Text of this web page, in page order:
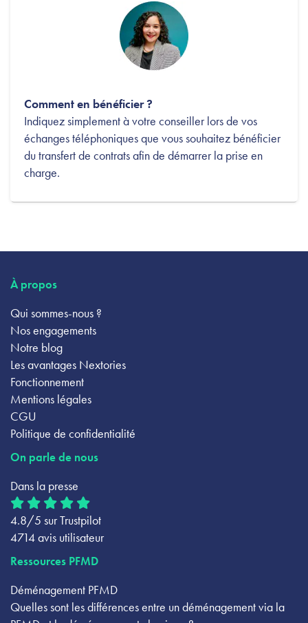
Comment en bénéficier ?
Indiquez simplement à votre conseiller lors de vos
échanges téléphoniques que vous souhaitez bénéficier
du transfert de contrats afin de démarrer la prise en
charge.
À propos
Qui sommes-nous ?
Nos engagements
Notre blog
Les avantages Nextories
Fonctionnement
Mentions légales
CGU
Politique de confidentialité
On parle de nous
Dans la presse
4.8/5 sur Trustpilot
4714 avis utilisateur
Ressources PFMD
Déménagement PFMD
Quelles sont les différences entre un déménagement via la